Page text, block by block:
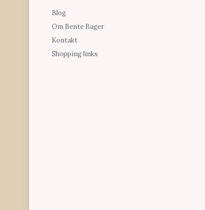
Blog
Om Bente Bager
Kontakt
Shopping links